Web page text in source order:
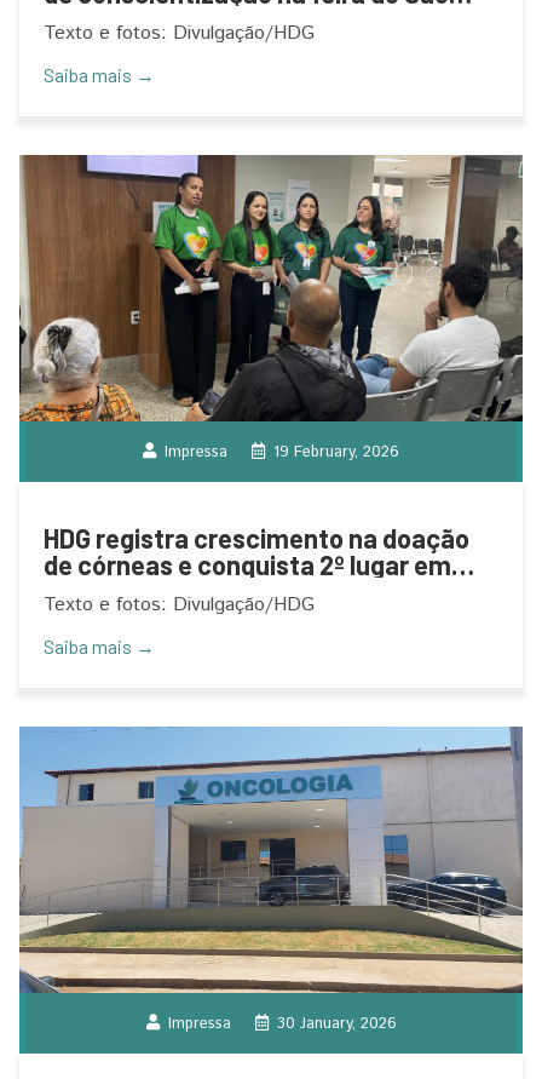
José, dia 12
Texto e fotos: Divulgação/HDG
Saiba mais →
Impressa 19 February, 2026
HDG registra crescimento na doação
de córneas e conquista 2º lugar em
ranking local da OPO, em 2025
Texto e fotos: Divulgação/HDG
Saiba mais →
Impressa 30 January, 2026